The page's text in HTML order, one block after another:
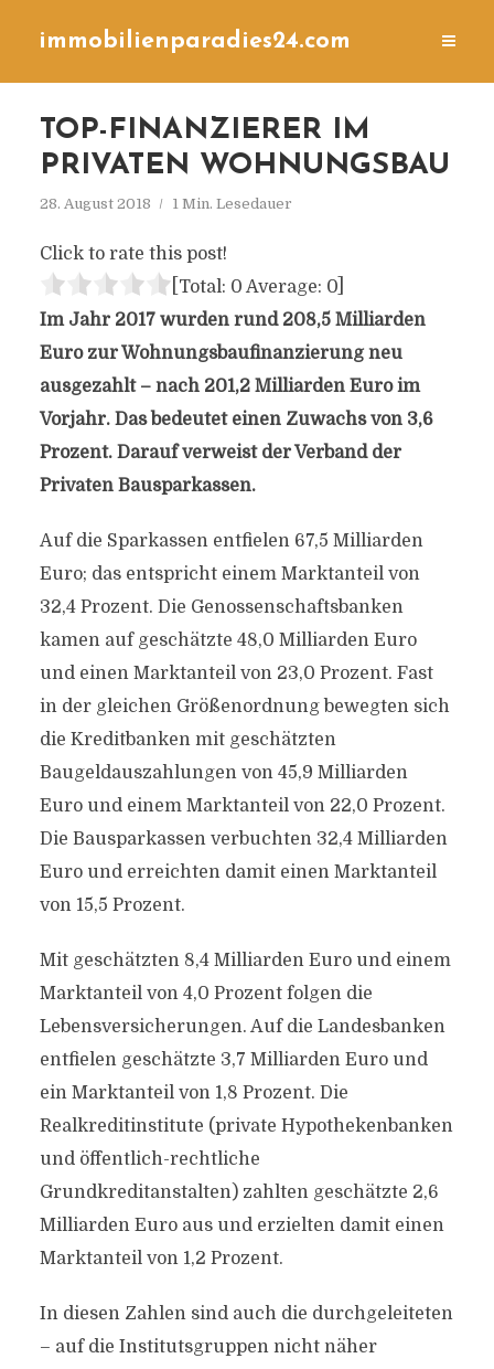
immobilienparadies24.com
TOP-FINANZIERER IM
PRIVATEN WOHNUNGSBAU
28. August 2018 1 Min. Lesedauer
Click to rate this post!
[Total: 0 Average: 0]
Im Jahr 2017 wurden rund 208,5 Milliarden
Euro zur Wohnungsbaufinanzierung neu
ausgezahlt – nach 201,2 Milliarden Euro im
Vorjahr. Das bedeutet einen Zuwachs von 3,6
Prozent. Darauf verweist der Verband der
Privaten Bausparkassen.
Auf die Sparkassen entfielen 67,5 Milliarden
Euro; das entspricht einem Marktanteil von
32,4 Prozent. Die Genossenschaftsbanken
kamen auf geschätzte 48,0 Milliarden Euro
und einen Marktanteil von 23,0 Prozent. Fast
in der gleichen Größenordnung bewegten sich
die Kreditbanken mit geschätzten
Baugeldauszahlungen von 45,9 Milliarden
Euro und einem Marktanteil von 22,0 Prozent.
Die Bausparkassen verbuchten 32,4 Milliarden
Euro und erreichten damit einen Marktanteil
von 15,5 Prozent.
Mit geschätzten 8,4 Milliarden Euro und einem
Marktanteil von 4,0 Prozent folgen die
Lebensversicherungen. Auf die Landesbanken
entfielen geschätzte 3,7 Milliarden Euro und
ein Marktanteil von 1,8 Prozent. Die
Realkreditinstitute (private Hypothekenbanken
und öffentlich-rechtliche
Grundkreditanstalten) zahlten geschätzte 2,6
Milliarden Euro aus und erzielten damit einen
Marktanteil von 1,2 Prozent.
In diesen Zahlen sind auch die durchgeleiteten
– auf die Institutsgruppen nicht näher